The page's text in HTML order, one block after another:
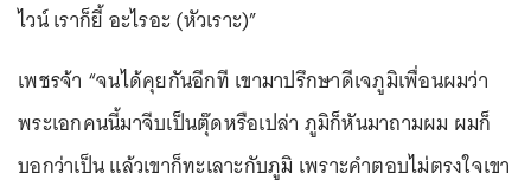
ไวน์ เราก็ยี้ อะไรอะ (หัวเราะ)”
เพชรจ้า “จนได้คุยกันอีกที เขามาปรึกษาดีเจภูมิเพื่อนผมว่า
พระเอกคนนี้มาจีบเป็นตุ๊ดหรือเปล่า ภูมิก็หันมาถามผม ผมก็
บอกว่าเป็น แล้วเขาก็ทะเลาะกับภูมิ เพราะคำตอบไม่ตรงใจเขา